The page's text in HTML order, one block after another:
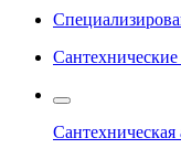
Сантехническая